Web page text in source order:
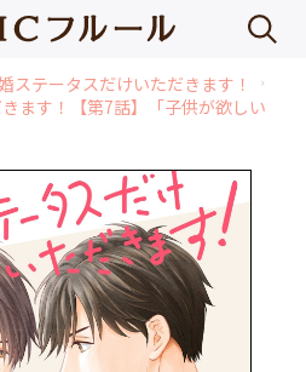
ステータスだけいただきます！ chevron_right
ます！【第7話】「子供が欲しい